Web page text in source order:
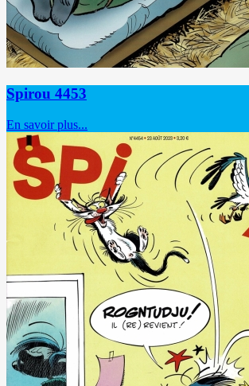
Spirou 4453
En savoir plus...